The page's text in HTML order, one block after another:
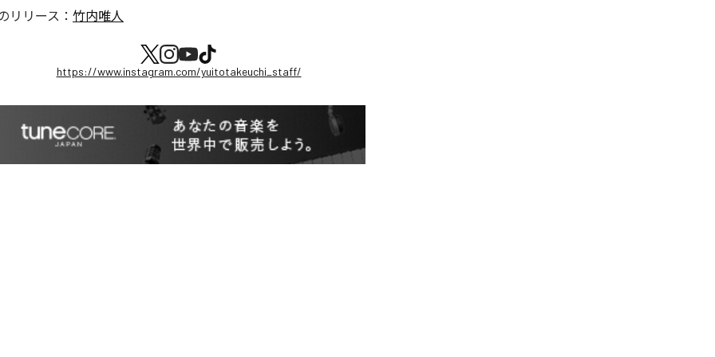
リリース： 竹内唯人
https://www.instagram.com/yuitotakeuchi_staff/